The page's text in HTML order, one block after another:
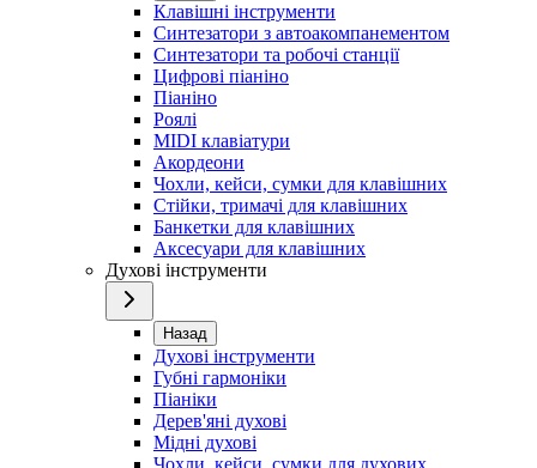
Клавішні інструменти
Синтезатори з автоакомпанементом
Синтезатори та робочі станції
Цифрові піаніно
Піаніно
Роялі
MIDI клавіатури
Акордеони
Чохли, кейси, сумки для клавішних
Стійки, тримачі для клавішних
Банкетки для клавішних
Аксесуари для клавішних
Духові інструменти
Назад
Духові інструменти
Губні гармоніки
Піаніки
Дерев'яні духові
Мідні духові